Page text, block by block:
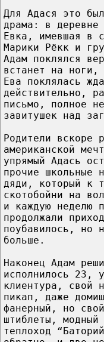
Для Адася это
драма: в деревне
Евка, имевшая в
Марики Рёкк и
Адам поклялся
встанет на ноги,
Ева поклялась
действительно,
письмо, полное
завитушек над
Родители вскоре
американской
упрямый Адась
прочие школьные
дяди, который к
скотобойни на
и каждую неделю
продолжали
поубавилось, но
больше.
Наконец Адам
исполнилось 23,
клиентура, свой
пикап, даже
фанерный, но
штиблеты,
теплоход